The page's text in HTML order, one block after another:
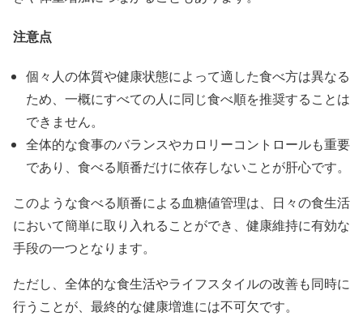
注意点
個々人の体質や健康状態によって適した食べ方は異なる
ため、一概にすべての人に同じ食べ順を推奨することは
できません。
全体的な食事のバランスやカロリーコントロールも重要
であり、食べる順番だけに依存しないことが肝心です。
このような食べる順番による血糖値管理は、日々の食生活
において簡単に取り入れることができ、健康維持に有効な
手段の一つとなります。
ただし、全体的な食生活やライフスタイルの改善も同時に
行うことが、最終的な健康増進には不可欠です。